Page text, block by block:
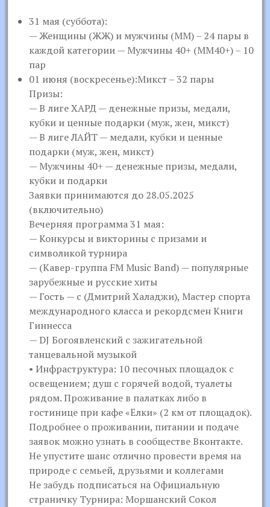
31 мая (суббота):
— Женщины (ЖЖ) и мужчины (ММ) – 24 пары в
каждой категории — Мужчины 40+ (ММ40+) – 10
пар
01 июня (воскресенье):Микст – 32 пары
Призы:
— В лиге ХАРД — денежные призы, медали,
кубки и ценные подарки (муж, жен, микст)
— В лиге ЛАЙТ — медали, кубки и ценные
подарки (муж, жен, микст)
— Мужчины 40+ — денежные призы, медали,
кубки и подарки
Заявки принимаются до 28.05.2025
(включительно)
Вечерняя программа 31 мая:
— Конкурсы и викторины с призами и
символикой турнира
— (Кавер-группа FM Music Band) — популярные
зарубежные и русские хиты
— Гость — c (Дмитрий Халаджи), Мастер спорта
международного класса и рекордсмен Книги
Гиннесса
— DJ Богоявленский с зажигательной
танцевальной музыкой
• Инфраструктура: 10 песочных площадок с
освещением; душ с горячей водой, туалеты
рядом. Проживание в палатках либо в
гостинице при кафе «Ёлки» (2 км от площадок).
Подробнее о проживании, питании и подаче
заявок можно узнать в сообществе Вконтакте.
Не упустите шанс отлично провести время на
природе с семьей, друзьями и коллегами
Не забудь подписаться на Официальную
страничку Турнира: Моршанский Сокол